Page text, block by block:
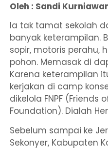
Oleh : Sandi
Ia tak tamat sekolah
banyak keterampilan.
sopir, motoris perahu,
pohon. Memasak di
Karena keterampilan
kerjakan di camp
dikelola FNPF (Friends
Foundation). Dialah
Sebelum sampai ke
Sekonyer, Kabupaten